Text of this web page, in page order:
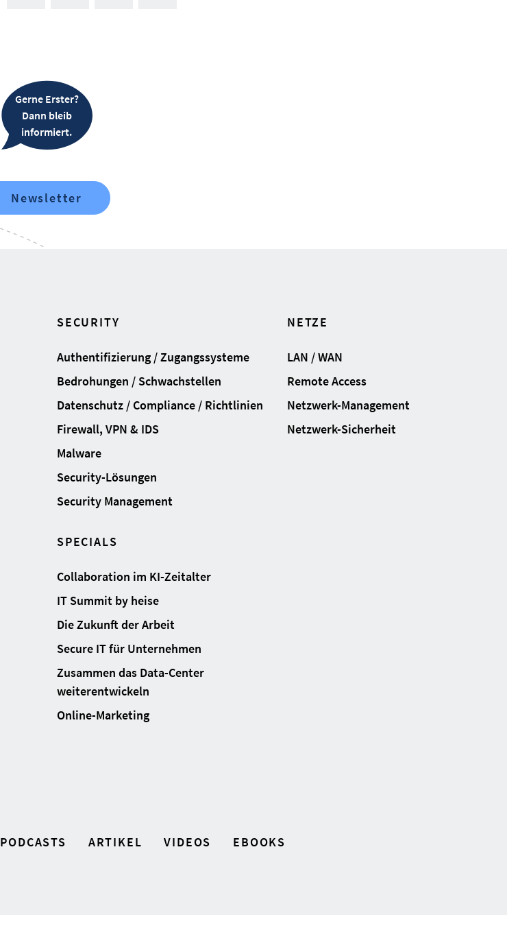
Gerne Erster?
Dann bleib
informiert.
Newsletter
SECURITY
Authentifizierung / Zugangssysteme
Bedrohungen / Schwachstellen
Datenschutz / Compliance / Richtlinien
Firewall, VPN & IDS
Malware
Security-Lösungen
Security Management
NETZE
LAN / WAN
Remote Access
Netzwerk-Management
Netzwerk-Sicherheit
SPECIALS
Collaboration im KI-Zeitalter
IT Summit by heise
Die Zukunft der Arbeit
Secure IT für Unternehmen
Zusammen das Data-Center
weiterentwickeln
Online-Marketing
PODCASTS ARTIKEL VIDEOS EBOOKS